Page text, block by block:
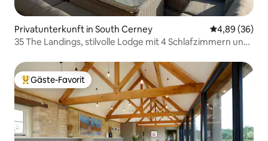
Privatunterkunft in South Cerney
4,89 (36)
35 The Landings, stilvolle Lodge mit 4 Schlafzimmern und
Beliebter Gäste-Favorit.
Gäste-Favorit